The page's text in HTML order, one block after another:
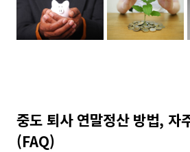
중도 퇴사 연말정산 방법, 자
(FAQ)